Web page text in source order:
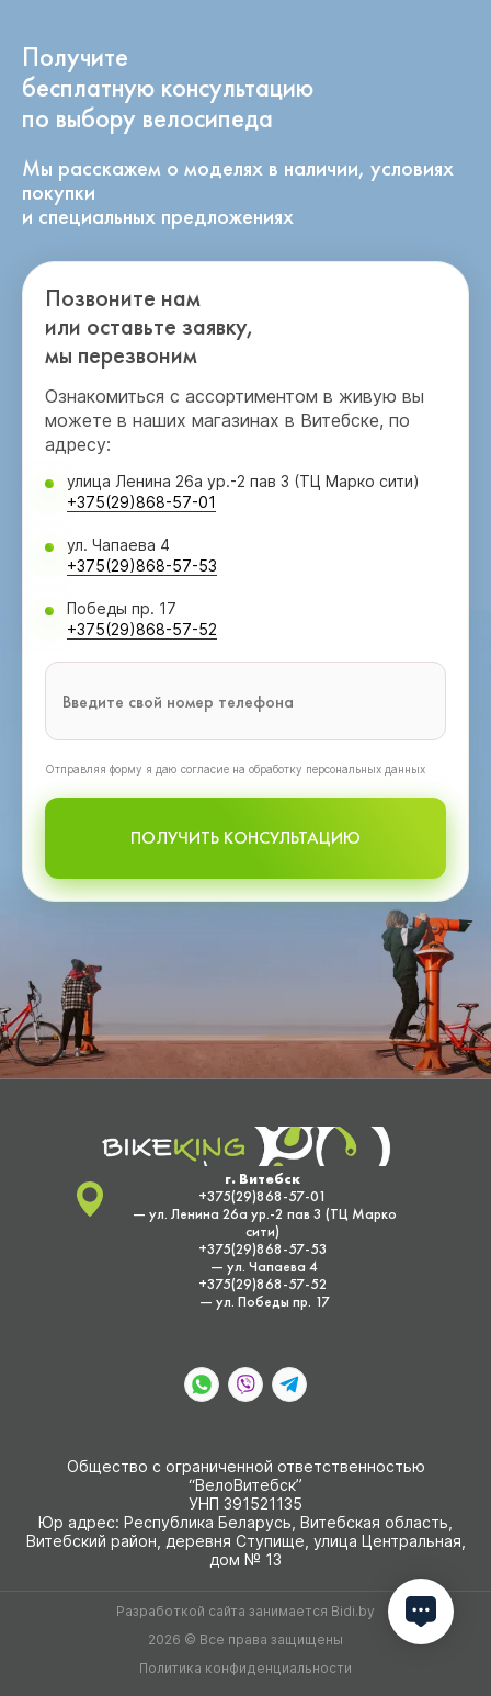
Получите
бесплатную консультацию
по выбору велосипеда
Мы расскажем о моделях в наличии, условиях
покупки
и специальных предложениях
Позвоните нам
или оставьте заявку,
мы перезвоним
Ознакомиться с ассортиментом в живую вы
можете в наших магазинах в Витебске, по
адресу:
улица Ленина 26а ур.-2 пав 3 (ТЦ Марко сити)
+375(29)868-57-01
ул. Чапаева 4
+375(29)868-57-53
Победы пр. 17
+375(29)868-57-52
Oтправляя форму я даю согласие на обработку персональных данных
ПОЛУЧИТЬ КОНСУЛЬТАЦИЮ
г. Витебск
+375(29)868-57-01
— ул. Ленина 26а ур.-2 пав 3 (ТЦ Марко
сити)
+375(29)868-57-53
— ул. Чапаева 4
+375(29)868-57-52
— ул. Победы пр. 17
Общество с ограниченной ответственностью
“ВелоВитебск”
УНП 391521135
Юр адрес: Республика Беларусь, Витебская область,
Витебский район, деревня Ступище, улица Центральная,
дом № 13
Разработкой сайта занимается Bidi.by
2026 © Все права защищены
Политика конфиденциальности